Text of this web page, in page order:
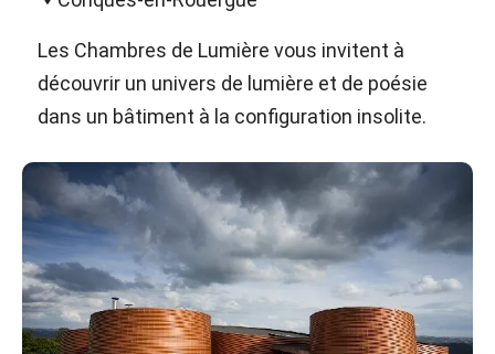
Les Chambres de Lumière vous invitent à
découvrir un univers de lumière et de poésie
dans un bâtiment à la configuration insolite.